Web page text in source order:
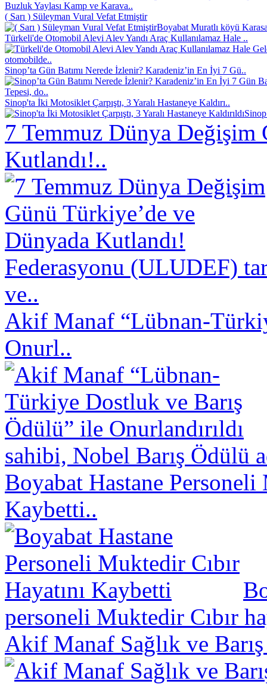
Buzluk Yaylası Kamp ve Karava..
( Sarı ) Süleyman Vural Vefat Etmiştir
Boyabat Muratlı köyü
Türkeli'de Otomobil Alevi Alev Yandı Araç Kullanılamaz Hale ..
otomobilde..
Sinop’ta Gün Batımı Nerede İzlenir? Karadeniz’in En İyi 7 Gü..
Tepesi, do..
Sinop'ta İki Motosiklet Çarpıştı, 3 Yaralı Hastaneye Kaldırı..
7 Temmuz Dünya Değişim
Kutlandı!..
Federasyonu (ULUDEF)
ve..
Akif Manaf “Lübnan-
Onurl..
sahibi, Nobel Barış Ödülü
Boyabat Hastane Personeli
Kaybetti..
personeli Muktedir Cıbır
Akif Manaf Sağlık ve